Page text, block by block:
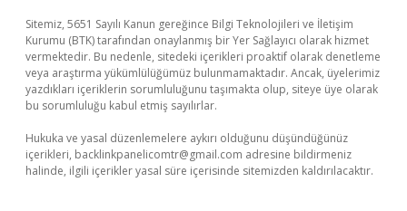
Sitemiz, 5651 Sayılı Kanun gereğince Bilgi Teknolojileri ve İletişim
Kurumu (BTK) tarafından onaylanmış bir Yer Sağlayıcı olarak hizmet
vermektedir. Bu nedenle, sitedeki içerikleri proaktif olarak denetleme
veya araştırma yükümlülüğümüz bulunmamaktadır. Ancak, üyelerimiz
yazdıkları içeriklerin sorumluluğunu taşımakta olup, siteye üye olarak
bu sorumluluğu kabul etmiş sayılırlar.
Hukuka ve yasal düzenlemelere aykırı olduğunu düşündüğünüz
içerikleri, backlinkpanelicomtr@gmail.com adresine bildirmeniz
halinde, ilgili içerikler yasal süre içerisinde sitemizden kaldırılacaktır.